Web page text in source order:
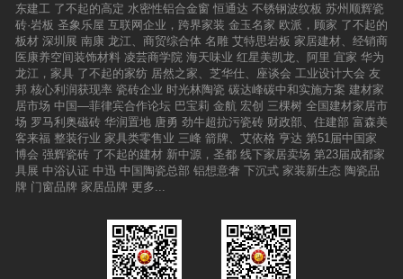
东建工 了不起的高定 水密性铝合金窗 恒通达 不锈钢波纹板 苏州顺辉瓷
砖·岩板 圣象乐屋 互联网企业，跨界家装 金玉名家 欧派，顾家 了不起的
板材 深圳展 南康 龙江、商贸综合体 名雕 艾特思岩板 家居建材、经销商
医康养空间装饰材料 凌芸商学院 海天味业 红星美凯龙、阿里 宜家 华为
龙江，家具 了不起的家纺 居然之家、芝华仕、座谈会 工业设计大会 友
邦 核心利润获现率 瓷砖企业 时光林陶瓷 碳达峰碳中和实施方案 建材家
居市场 中国—菲律宾合作论坛 巴宝莉 金航 宏创 三棵树 全国建材家居市
场 罗马利奥磁砖 华润置地 唐勇 劲牛超抗污瓷砖 财政部、住建部 富森美
客来福 整装行业 家具类零售业 三峰 箭牌、艾依格 亨达 第51届中国家
博会 强辉瓷砖 了不起的建材 新中源，圣都 线下家居卖场 第23届成都家
具展 中浴认证 中迅 中国陶瓷总部 铝想意奢 下沉式 家装新生态 陶瓷品
牌 门窗品牌 家居品牌 更多...